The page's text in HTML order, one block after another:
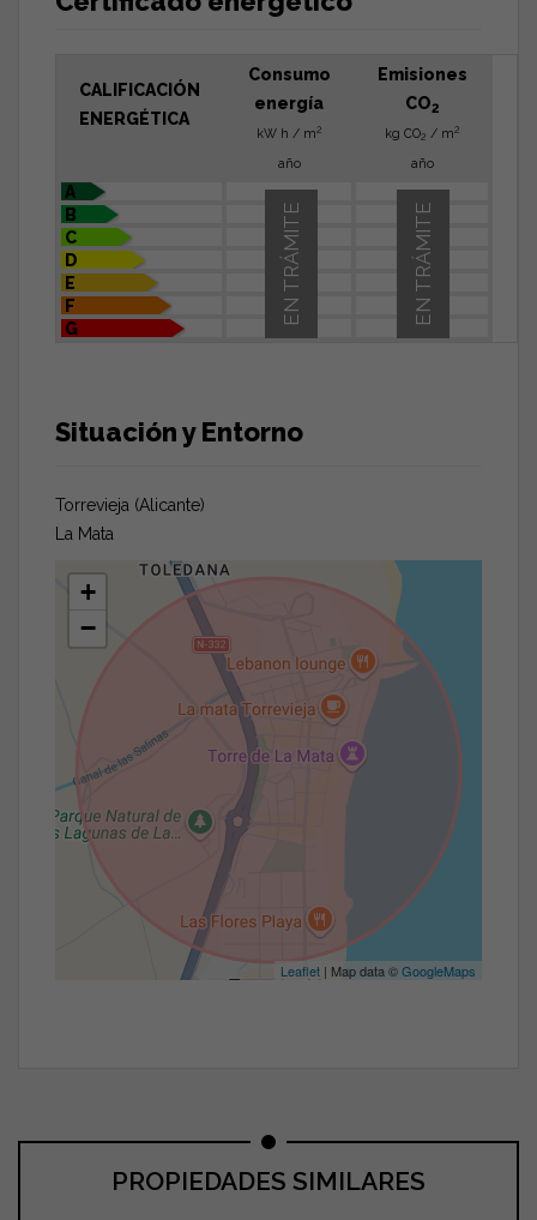
CALIFICACIÓN
ENERGÉTICA
Consumo
energía
kW h / m2
año
Emisiones
CO2
kg CO2 / m2
año
A
B
C
D
E
F
G
EN TRÁMITE
EN TRÁMITE
Situación y Entorno
Torrevieja (Alicante)
La Mata
+
−
Leaflet | Map data ©GoogleMaps
PROPIEDADES SIMILARES